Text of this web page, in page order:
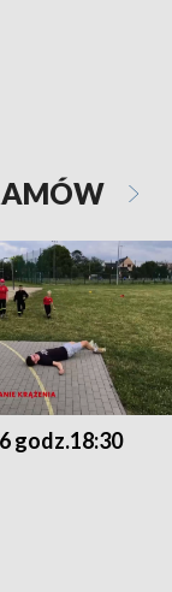
godz.18:30